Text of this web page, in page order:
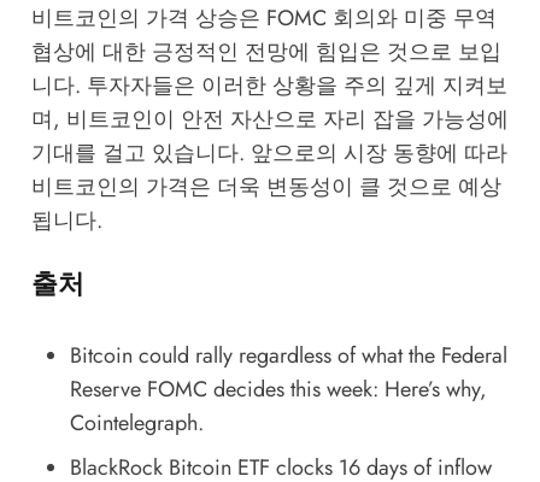
비트코인의 가격 상승은 FOMC 회의와 미중 무역
협상에 대한 긍정적인 전망에 힘입은 것으로 보입
니다. 투자자들은 이러한 상황을 주의 깊게 지켜보
며, 비트코인이 안전 자산으로 자리 잡을 가능성에
기대를 걸고 있습니다. 앞으로의 시장 동향에 따라
비트코인의 가격은 더욱 변동성이 클 것으로 예상
됩니다.
출처
Bitcoin could rally regardless of what the Federal
Reserve FOMC decides this week: Here’s why,
Cointelegraph.
BlackRock Bitcoin ETF clocks 16 days of inflow